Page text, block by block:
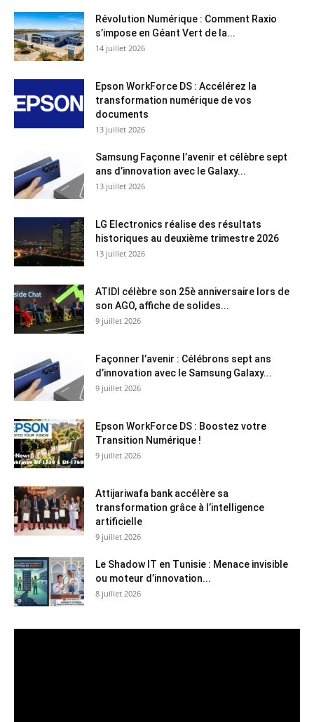
Révolution Numérique : Comment Raxio
s’impose en Géant Vert de la...
14 juillet 2026
Epson WorkForce DS : Accélérez la
transformation numérique de vos
documents
13 juillet 2026
Samsung Façonne l’avenir et célèbre sept
ans d’innovation avec le Galaxy...
13 juillet 2026
LG Electronics réalise des résultats
historiques au deuxième trimestre 2026
13 juillet 2026
ATIDI célèbre son 25è anniversaire lors de
son AGO, affiche de solides...
9 juillet 2026
Façonner l’avenir : Célébrons sept ans
d’innovation avec le Samsung Galaxy...
9 juillet 2026
Epson WorkForce DS : Boostez votre
Transition Numérique !
9 juillet 2026
Attijariwafa bank accélère sa
transformation grâce à l’intelligence
artificielle
9 juillet 2026
Le Shadow IT en Tunisie : Menace invisible
ou moteur d’innovation...
8 juillet 2026